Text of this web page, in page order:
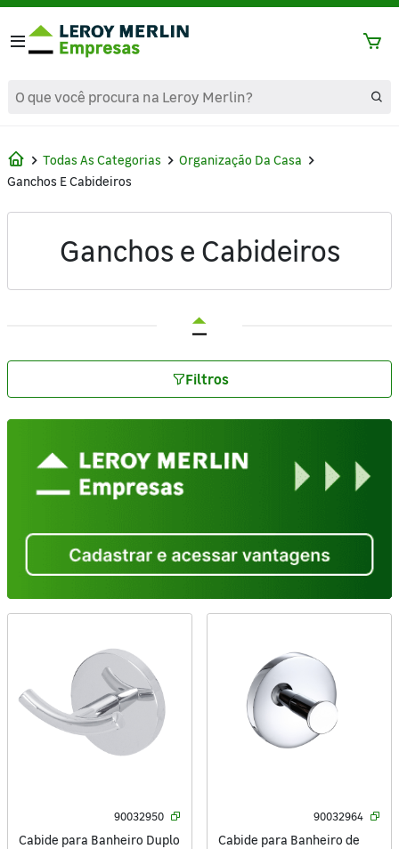
text.skipToContent
text.skipToNavigation
Todas As Categorias
Organização Da Casa
Ganchos E Cabideiros
Ganchos e Cabideiros
Filtros
90032950
Cabide para Banheiro Duplo
90032964
Cabide para Banheiro de